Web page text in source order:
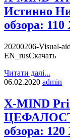
Истинно
обзора:
20200206-Visual-
EN_rusСкачать
Читати далі...
06.02.2020 admin
X-MIND
обзора: